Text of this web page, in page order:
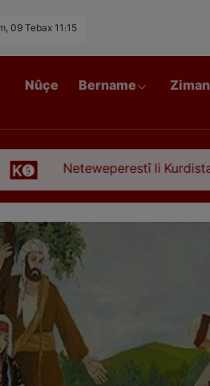
09 Tebax 11:15
Nûçe Bername
li Kurdistanê: Kurteya